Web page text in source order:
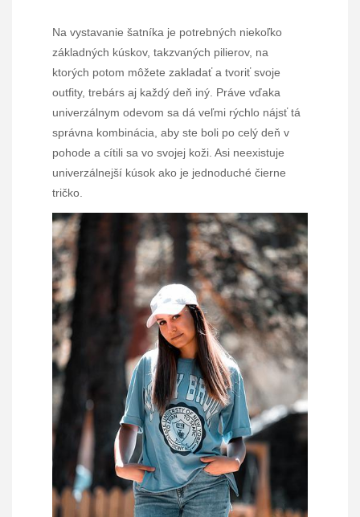
Na vystavanie šatníka je potrebných niekoľko
základných kúskov, takzvaných pilierov, na
ktorých potom môžete zakladať a tvoriť svoje
outfity, trebárs aj každý deň iný. Práve vďaka
univerzálnym odevom sa dá veľmi rýchlo nájsť tá
správna kombinácia, aby ste boli po celý deň v
pohode a cítili sa vo svojej koži. Asi neexistuje
univerzálnejší kúsok ako je jednoduché čierne
tričko.